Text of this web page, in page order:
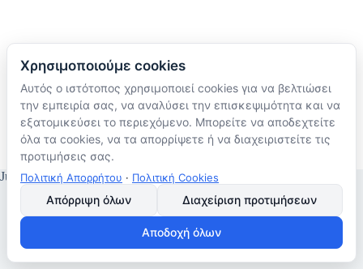
Ακολουθήστε μας
TikTok
Instagram
Facebook
JustMyHome © Copyright 2026
Χρησιμοποιούμε cookies
Αυτός ο ιστότοπος χρησιμοποιεί cookies για να βελτιώσει
την εμπειρία σας, να αναλύσει την επισκεψιμότητα και να
εξατομικεύσει το περιεχόμενο. Μπορείτε να αποδεχτείτε
όλα τα cookies, να τα απορρίψετε ή να διαχειριστείτε τις
προτιμήσεις σας.
Πολιτική Απορρήτου · Πολιτική Cookies
Απόρριψη όλων Διαχείριση προτιμήσεων
Αποδοχή όλων